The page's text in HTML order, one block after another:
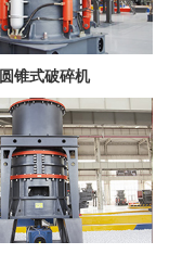
圆锥式破碎机